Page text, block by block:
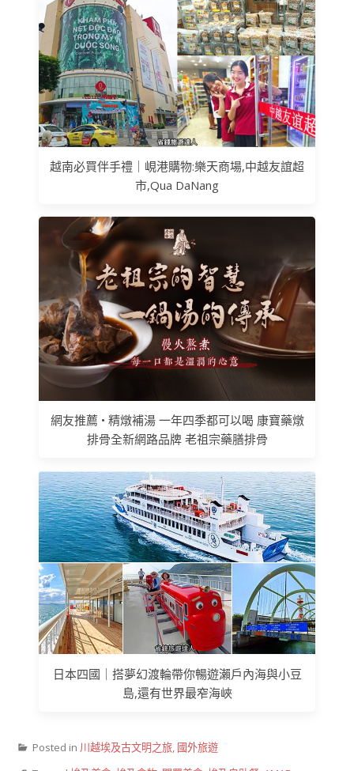
越南必買伴手禮｜峴港購物:樂天商場,中越友誼超
市,Qua DaNang
網友推薦 • 精燉補湯 一年四季都可以喝 康寶藥燉
排骨全新網路品牌 老祖宗藥膳排骨
日本四國｜搭夢幻渡輪帶你暢遊瀨戶內海與小豆
島,還有世界最窄海峽
Posted in 川越埃及古文明之旅, 國外旅遊